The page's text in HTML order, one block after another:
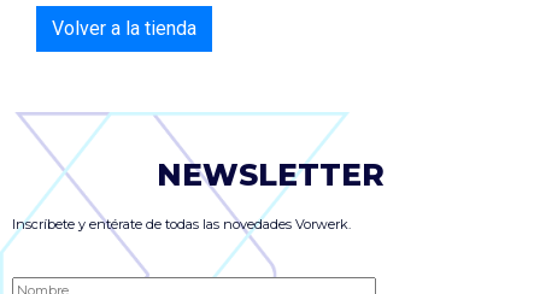
Volver a la tienda
NEWSLETTER
Inscríbete y entérate de todas las novedades Vorwerk.